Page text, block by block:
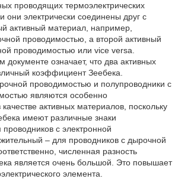
проводящих термоэлектрических
они электрически соединены друг с
активный материал, например,
проводимостью, а второй активный
проводимостью или vice versa.
означает, что два активных
коэффициент Зеебека.
проводимостью и полупроводники с
являются особенно
активных материалов, поскольку
имеют различные знаки
с электронной
– для проводников с дырочной
численная разность
является очень большой. Это повышает
элемента.